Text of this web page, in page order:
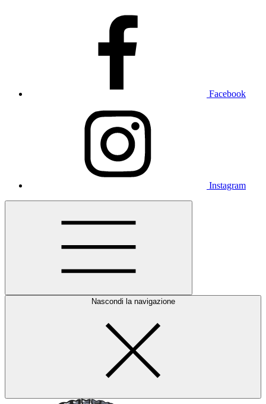
Facebook
Instagram
Nascondi la navigazione